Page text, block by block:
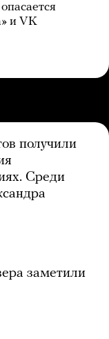
и VK
получили
Среди
заметили